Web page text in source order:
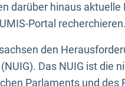
darüber hinaus aktuelle
Portal recherchieren.
den
Das NUIG ist die
Parlaments und des